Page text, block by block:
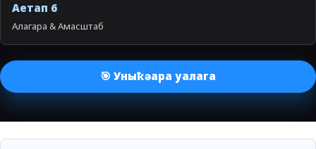
Аетап 6
Алагара & Амасштаб
🎯 Уныҟәара уалага